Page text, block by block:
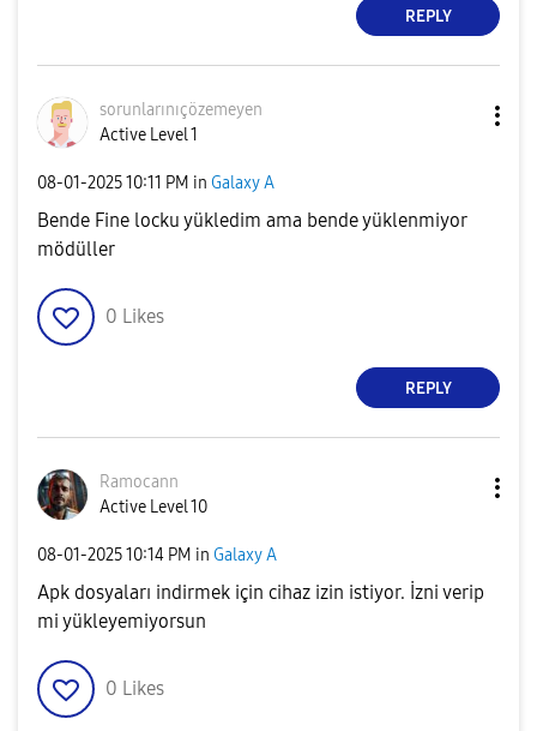
REPLY
sorunlarınıçözemeyen
Active Level 1
‎08-01-202510:11 PM in Galaxy A
Bende Fine locku yükledim ama bende yüklenmiyor
mödüller
0 Likes
REPLY
Ramocann
Active Level 10
‎08-01-202510:14 PM in Galaxy A
Apk dosyaları indirmek için cihaz izin istiyor. İzni verip
mi yükleyemiyorsun
0 Likes